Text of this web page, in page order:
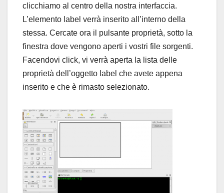
clicchiamo al centro della nostra interfaccia.
L’elemento label verrà inserito all’interno della
stessa. Cercate ora il pulsante proprietà, sotto la
finestra dove vengono aperti i vostri file sorgenti.
Facendovi click, vi verrà aperta la lista delle
proprietà dell’oggetto label che avete appena
inserito e che è rimasto selezionato.